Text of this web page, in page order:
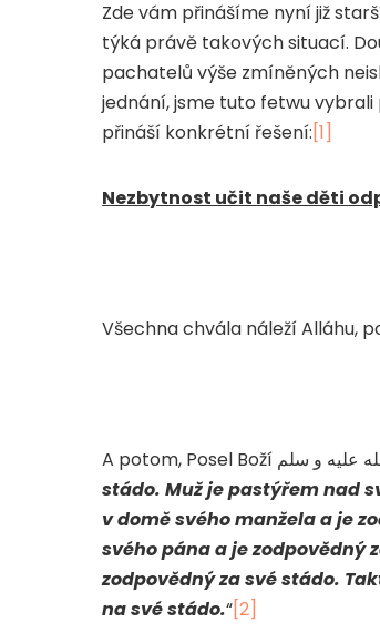
Zde vám přinášíme nyní již
týká právě takových situací.
pachatelů výše zmíněných
jednání, jsme tuto fetwu
přináší konkrétní řešení:[1]
Nezbytnost učit naše děti
Všechna chvála náleží Alláhu,
A potom, Posel Boží عليه و سلم
stádo. Muž je pastýřem nad
v domě svého manžela a je
svého pána a je zodpovědný
zodpovědný za své stádo.
na své stádo.“[2]